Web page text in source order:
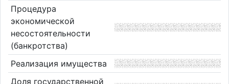
Процедура
экономической
несостоятельности
(банкротства)
Реализация имущества
Доля государственной